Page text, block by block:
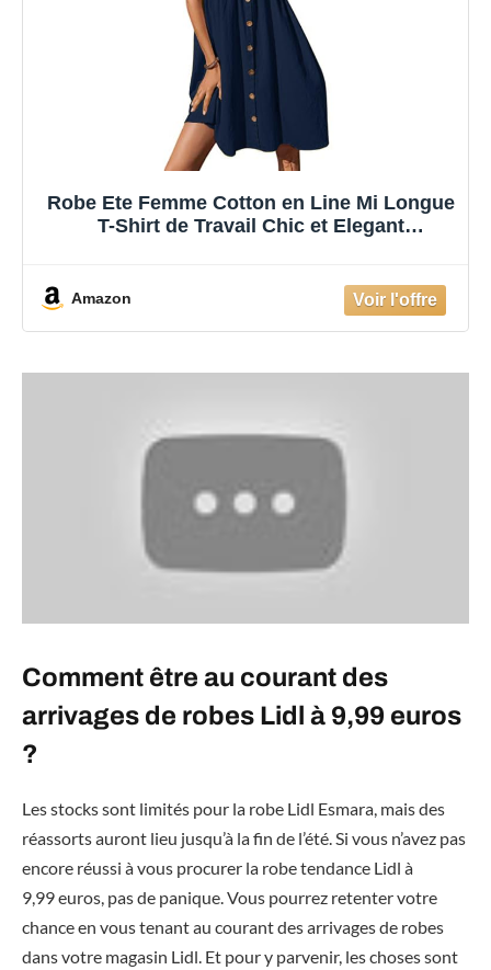
Robe Ete Femme Cotton en Line Mi Longue
T-Shirt de Travail Chic et Elegant
Amazon
Comment être au courant des
arrivages de robes Lidl à 9,99 euros
?
Les stocks sont limités pour la robe Lidl Esmara, mais des
réassorts auront lieu jusqu’à la fin de l’été. Si vous n’avez pas
encore réussi à vous procurer la robe tendance Lidl à
9,99 euros, pas de panique. Vous pourrez retenter votre
chance en vous tenant au courant des arrivages de robes
dans votre magasin Lidl. Et pour y parvenir, les choses sont